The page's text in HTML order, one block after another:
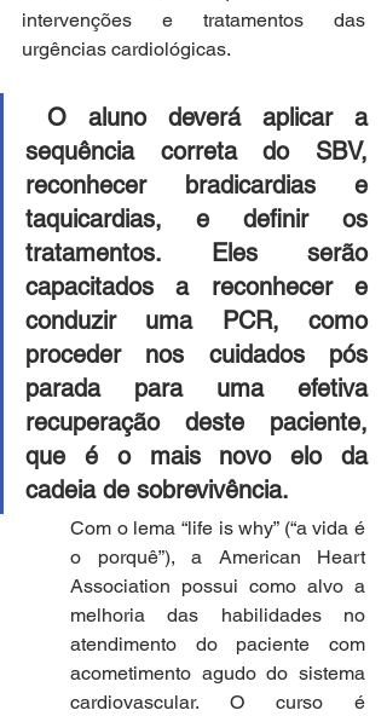
intervenções e tratamentos das
urgências cardiológicas.
O aluno deverá aplicar a
sequência correta do SBV,
reconhecer bradicardias e
taquicardias, e definir os
tratamentos. Eles serão
capacitados a reconhecer e
conduzir uma PCR, como
proceder nos cuidados pós
parada para uma efetiva
recuperação deste paciente,
que é o mais novo elo da
cadeia de sobrevivência.
Com o lema “life is why” (“a vida é
o porquê”), a American Heart
Association possui como alvo a
melhoria das habilidades no
atendimento do paciente com
acometimento agudo do sistema
cardiovascular. O curso é